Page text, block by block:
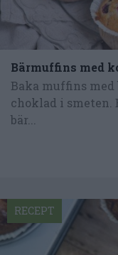
Bärmuffins med
Baka muffins
choklad i smeten.
bär...
RECEPT